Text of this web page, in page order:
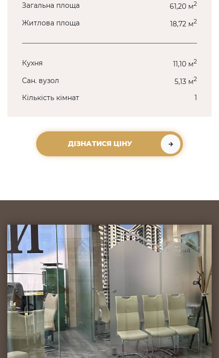
Загальна площа 61,20 м2
Житлова площа 18,72 м2
Кухня 11,10 м2
Сан. вузол 5,13 м2
Кількість кімнат 1
ДІЗНАТИСЯ ЦІНУ